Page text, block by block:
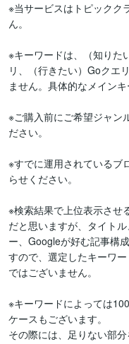
※当サービスはトピックク
ん。
※キーワードは、（知りた
リ、（行きたい）Goクエ
ません。具体的なメイン
※ご購入前にご希望ジャン
ださい。
※すでに運用されているブ
らせください。
※検索結果で上位表示させ
だと思いますが、タイト
ー、Googleが好む記事構
すので、選定したキーワ
ではございません。
※キーワードによっては
ケースもございます。
その際には、足りない部